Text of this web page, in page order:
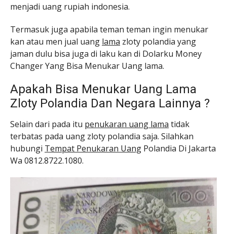
menjadi uang rupiah indonesia.
Termasuk juga apabila teman teman ingin menukar
kan atau men jual uang lama zloty polandia yang
jaman dulu bisa juga di laku kan di Dolarku Money
Changer Yang Bisa Menukar Uang lama.
Apakah Bisa Menukar Uang Lama
Zloty Polandia Dan Negara Lainnya ?
Selain dari pada itu penukaran uang lama tidak
terbatas pada uang zloty polandia saja. Silahkan
hubungi Tempat Penukaran Uang Polandia Di Jakarta
Wa 0812.8722.1080.